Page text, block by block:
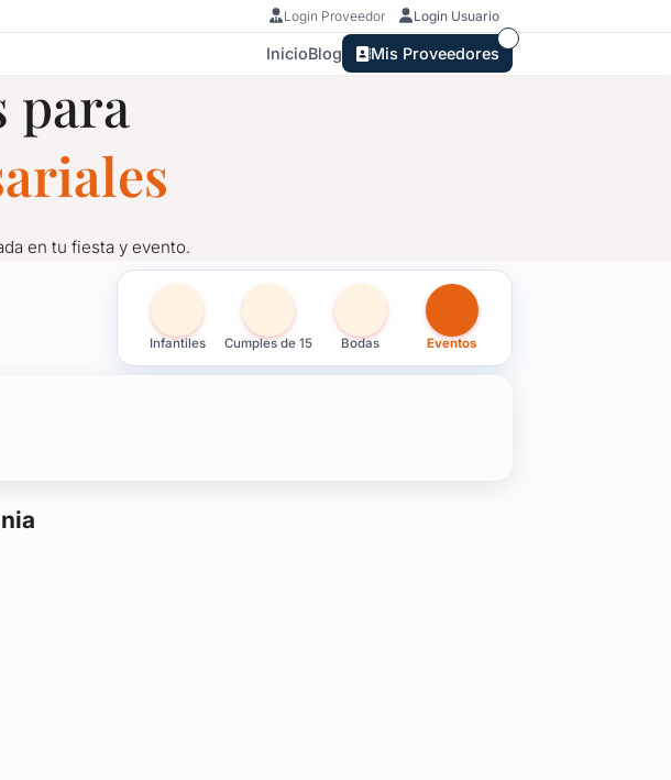
Login Proveedor Login Usuario
InicioBlog Mis Proveedores
para
en tu fiesta y evento.
Infantiles Cumples de 15 Bodas Eventos
Eventos en Colonia
en tu fiesta y evento.